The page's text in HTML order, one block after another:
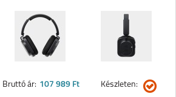
Bruttó ár: 107 989 Ft Készleten: